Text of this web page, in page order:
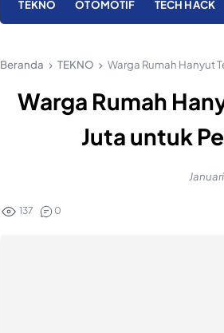
TEKNO OTOMOTIF TECH HACK
Beranda TEKNO Warga Rumah Hanyut
Warga Rumah
Juta untuk
137 0